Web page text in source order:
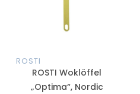
ROSTI
ROSTI Woklöffel
„Optima“, Nordic